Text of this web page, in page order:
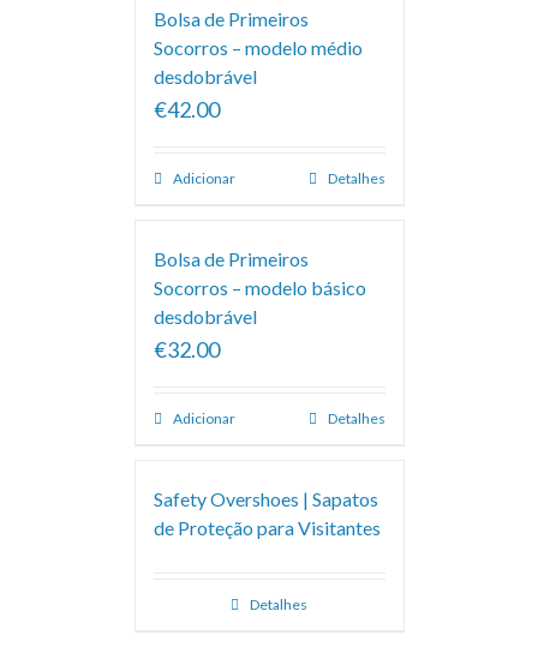
Bolsa de Primeiros
Socorros – modelo médio
desdobrável
€42.00
Adicionar Detalhes
Bolsa de Primeiros
Socorros – modelo básico
desdobrável
€32.00
Adicionar Detalhes
Safety Overshoes | Sapatos
de Proteção para Visitantes
Detalhes